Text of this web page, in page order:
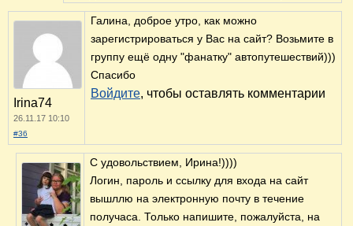
Irina74
26.11.17 10:10
#36
Галина, доброе утро, как можно
зарегистрироваться у Вас на сайт? Возьмите в
группу ещё одну "фанатку" автопутешествий)))
Спасибо
Войдите, чтобы оставлять комментарии
С удовольствием, Ирина!))))
Логин, пароль и ссылку для входа на сайт
вышллю на электронную почту в течение
получаса. Только напишите, пожалуйста, на